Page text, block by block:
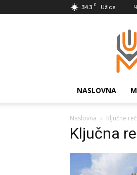
34.3 C Užice
NASLOVNA
Naslovna Ključne
Ključna